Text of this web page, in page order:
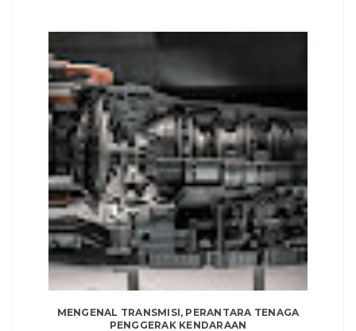
MENGENAL TRANSMISI, PERANTARA TENAGA
PENGGERAK KENDARAAN